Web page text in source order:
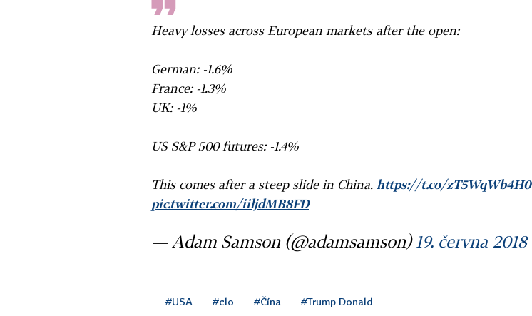
Heavy losses across European markets after the open:
German: -1.6%
France: -1.3%
UK: -1%
US S&P 500 futures: -1.4%
This comes after a steep slide in China. https://t.co/zT5WqWb4H0
pic.twitter.com/iiljdMB8FD
— Adam Samson (@adamsamson) 19. června 2018
#USA #clo #Čína #Trump Donald